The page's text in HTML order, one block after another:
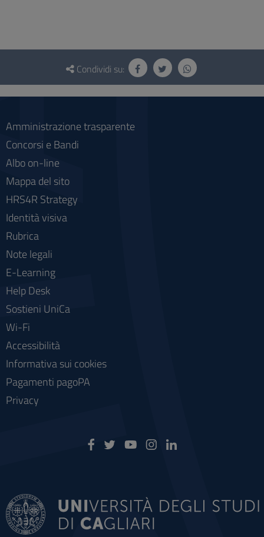
Questionario
social
Condividi su:
Amministrazione trasparente
Concorsi e Bandi
Albo on-line
Mappa del sito
HRS4R Strategy
Identità visiva
Rubrica
Note legali
E-Learning
Help Desk
Sostieni UniCa
Wi-Fi
Accessibilità
Informativa sui cookies
Pagamenti pagoPA
Privacy